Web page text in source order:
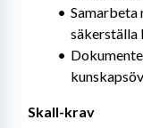
Samarbeta
säkerställa
Skall-krav